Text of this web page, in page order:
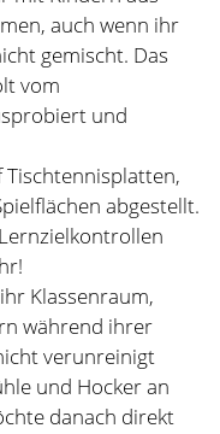
verabschiedet und
für den Übergang an
2022/2023 und